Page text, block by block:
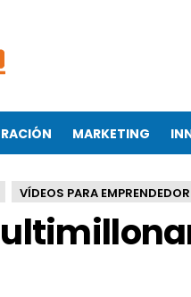
MARKETING
VÍDEOS PARA